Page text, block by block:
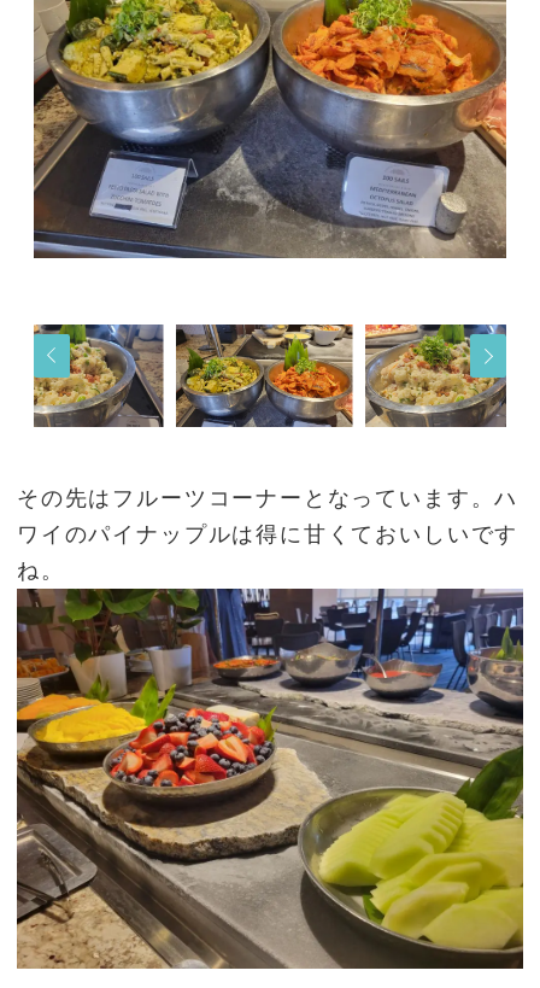
その先はフルーツコーナーとなっています。ハ
ワイのパイナップルは得に甘くておいしいです
ね。